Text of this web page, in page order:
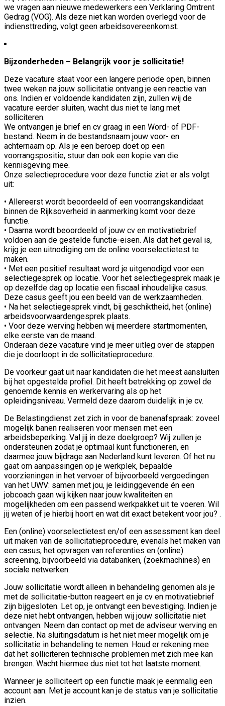
we vragen aan nieuwe medewerkers een Verklaring Omtrent
Gedrag (VOG). Als deze niet kan worden overlegd voor de
indiensttreding, volgt geen arbeidsovereenkomst.
Bijzonderheden – Belangrijk voor je sollicitatie!
Deze vacature staat voor een langere periode open, binnen
twee weken na jouw sollicitatie ontvang je een reactie van
ons. Indien er voldoende kandidaten zijn, zullen wij de
vacature eerder sluiten, wacht dus niet te lang met
solliciteren.
We ontvangen je brief en cv graag in een Word- of PDF-
bestand. Neem in de bestandsnaam jouw voor- en
achternaam op. Als je een beroep doet op een
voorrangspositie, stuur dan ook een kopie van die
kennisgeving mee.
Onze selectieprocedure voor deze functie ziet er als volgt
uit:
• Allereerst wordt beoordeeld of een voorrangskandidaat
binnen de Rijksoverheid in aanmerking komt voor deze
functie.
• Daarna wordt beoordeeld of jouw cv en motivatiebrief
voldoen aan de gestelde functie-eisen. Als dat het geval is,
krijg je een uitnodiging om de online voorselectietest te
maken.
• Met een positief resultaat word je uitgenodigd voor een
selectiegesprek op locatie. Voor het selectiegesprek maak je
op dezelfde dag op locatie een fiscaal inhoudelijke casus.
Deze casus geeft jou een beeld van de werkzaamheden.
• Na het selectiegesprek vindt, bij geschiktheid, het (online)
arbeidsvoorwaardengesprek plaats.
• Voor deze werving hebben wij meerdere startmomenten,
elke eerste van de maand.
Onderaan deze vacature vind je meer uitleg over de stappen
die je doorloopt in de sollicitatieprocedure.
De voorkeur gaat uit naar kandidaten die het meest aansluiten
bij het opgestelde profiel. Dit heeft betrekking op zowel de
genoemde kennis en werkervaring als op het
opleidingsniveau. Vermeld deze daarom duidelijk in je cv.
De Belastingdienst zet zich in voor de banenafspraak: zoveel
mogelijk banen realiseren voor mensen met een
arbeidsbeperking. Val jij in deze doelgroep? Wij zullen je
ondersteunen zodat je optimaal kunt functioneren, en
daarmee jouw bijdrage aan Nederland kunt leveren. Of het nu
gaat om aanpassingen op je werkplek, bepaalde
voorzieningen in het vervoer of bijvoorbeeld vergoedingen
van het UWV: samen met jou, je leidinggevende én een
jobcoach gaan wij kijken naar jouw kwaliteiten en
mogelijkheden om een passend werkpakket uit te voeren. Wil
jij weten of je hierbij hoort en wat dit exact betekent voor jou? .
Een (online) voorselectietest en/of een assessment kan deel
uit maken van de sollicitatieprocedure, evenals het maken van
een casus, het opvragen van referenties en (online)
screening, bijvoorbeeld via databanken, (zoekmachines) en
sociale netwerken.
Jouw sollicitatie wordt alleen in behandeling genomen als je
met de sollicitatie-button reageert en je cv en motivatiebrief
zijn bijgesloten. Let op, je ontvangt een bevestiging. Indien je
deze niet hebt ontvangen, hebben wij jouw sollicitatie niet
ontvangen. Neem dan contact op met de adviseur werving en
selectie. Na sluitingsdatum is het niet meer mogelijk om je
sollicitatie in behandeling te nemen. Houd er rekening mee
dat het solliciteren technische problemen met zich mee kan
brengen. Wacht hiermee dus niet tot het laatste moment.
Wanneer je solliciteert op een functie maak je eenmalig een
account aan. Met je account kan je de status van je sollicitatie
inzien.